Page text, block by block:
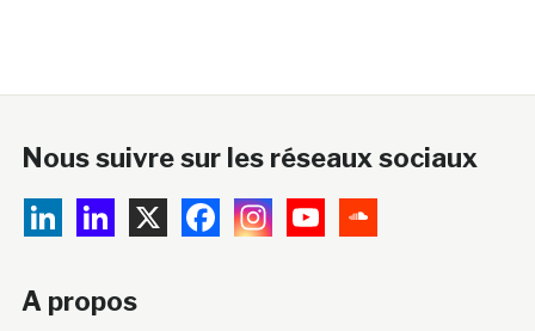
Nous suivre sur les réseaux sociaux
A propos